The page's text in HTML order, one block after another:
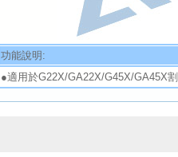
功能說明:
●適用於G22X/GA22X/G45X/GA45X割